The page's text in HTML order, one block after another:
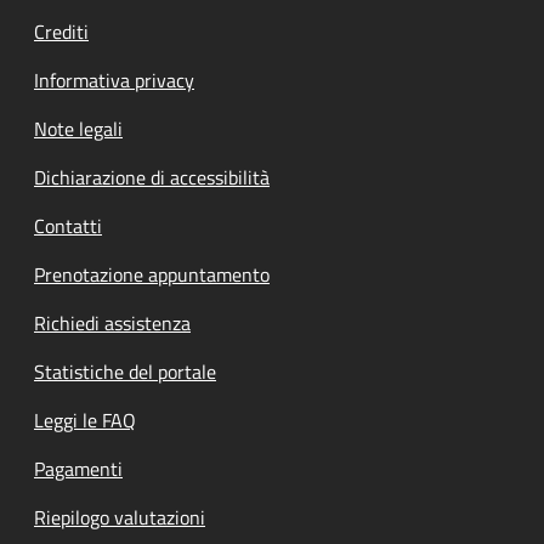
Crediti
Informativa privacy
Note legali
Dichiarazione di accessibilità
Contatti
Prenotazione appuntamento
Richiedi assistenza
Statistiche del portale
Leggi le FAQ
Pagamenti
Riepilogo valutazioni